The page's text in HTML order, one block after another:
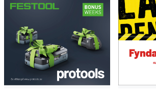
Bygga bjälklag
Leveransomfattning
utan batteri
utan laddare
CENTROTEC verktygschuck